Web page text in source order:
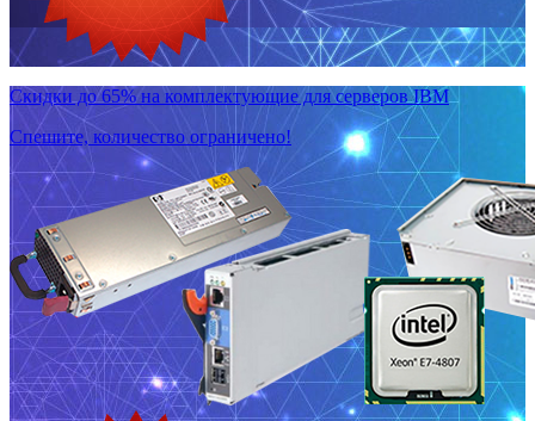
Скидки до 65% на комплектующие для серверов IBM
Спешите, количество ограничено!